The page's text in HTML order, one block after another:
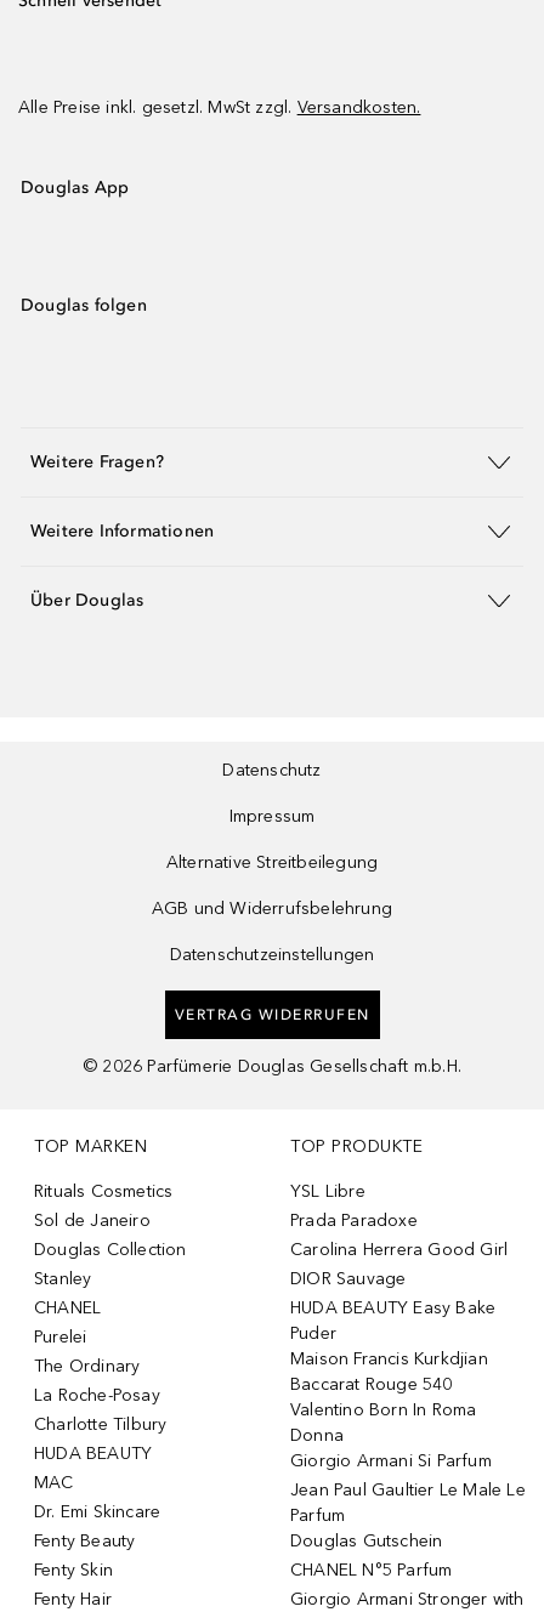
Alle Preise inkl. gesetzl. MwSt zzgl. Versandkosten.
Douglas App
Douglas folgen
Weitere Fragen?
Weitere Informationen
Über Douglas
Datenschutz
Impressum
Alternative Streitbeilegung
AGB und Widerrufsbelehrung
Datenschutzeinstellungen
VERTRAG WIDERRUFEN
© 2026 Parfümerie Douglas Gesellschaft m.b.H.
TOP MARKEN
Rituals Cosmetics
Sol de Janeiro
Douglas Collection
Stanley
CHANEL
Purelei
The Ordinary
La Roche-Posay
Charlotte Tilbury
HUDA BEAUTY
MAC
Dr. Emi Skincare
Fenty Beauty
Fenty Skin
Fenty Hair
TOP PRODUKTE
YSL Libre
Prada Paradoxe
Carolina Herrera Good Girl
DIOR Sauvage
HUDA BEAUTY Easy Bake
Puder
Maison Francis Kurkdjian
Baccarat Rouge 540
Valentino Born In Roma
Donna
Giorgio Armani Si Parfum
Jean Paul Gaultier Le Male Le
Parfum
Douglas Gutschein
CHANEL N°5 Parfum
Giorgio Armani Stronger with